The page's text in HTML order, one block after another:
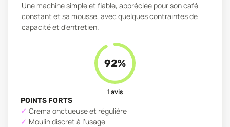
Une machine simple et fiable, appréciée pour son café
constant et sa mousse, avec quelques contraintes de
capacité et d'entretien.
92%
1avis
POINTS FORTS
Crema onctueuse et régulière
Moulin discret à l'usage